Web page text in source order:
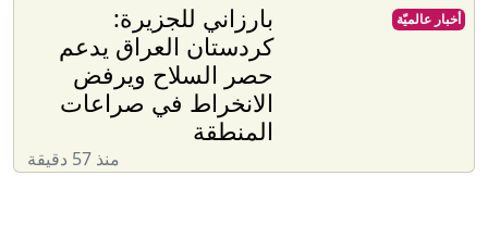
بارزاني للجزيرة:
كردستان العراق يدعم
حصر السلاح ويرفض
الانخراط في صراعات
المنطقة
منذ 57 دقيقة
أخبار عالميّة